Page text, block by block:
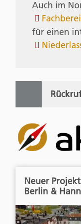
Auch im
für einen
Neuer
Berlin &